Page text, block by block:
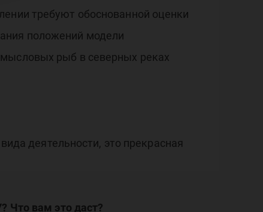
требуют обоснованной оценки
положений модели
рыб в северных реках
деятельности, это прекрасная
Что вам это даст?